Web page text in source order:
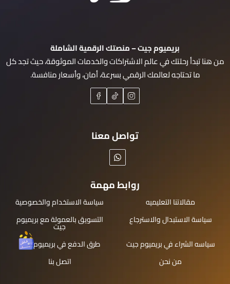
بريميوم جيت – منصتك الرقمية الشاملة
من هنا تبدأ رحلتك في عالم الاشتراكات والخدمات الموثوقة، حيث تجد كل
ما تحتاجه لعالمك الرقمي بسرعة، أمان، وأسعار منافسة.
تواصل معنا
روابط مهمة
مقالاتنا التعليميه
سياسة الاستخدام والخصوصية
سياسة الاستبدال والاسترجاع
التسويق بالعمولة مع بريميوم
جيت
سياسه الشراء في بريميوم جيت
طرق الدفع في بريميوم جيت
من نحن
اتصل بنا